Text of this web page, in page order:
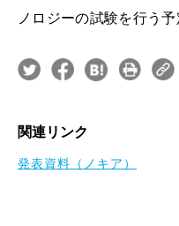
ノロジーの試験を行う予
関連リンク
発表資料（ノキア）